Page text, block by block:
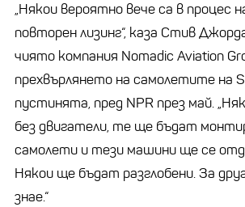
„Някои вероятно вече са в процес
повторен лизинг“, каза Стив
чиято компания Nomadic Aviation
прехвърлянето на самолетите на
пустинята, пред NPR през май.
без двигатели, те ще бъдат
самолети и тези машини ще се
Някои ще бъдат разглобени. За
знае.“